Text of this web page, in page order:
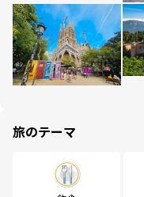
旅のテーマ